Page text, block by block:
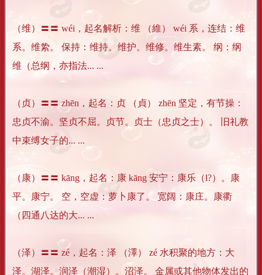
（维）〓〓 wéi，起名解析：维 （維） wéi 系，连结：维
系。维絷。 保持：维持。维护。维修。维生素。 纲：纲
维（总纲，亦指法... ...
（贞）〓〓 zhēn，起名：贞 （貞） zhēn 坚定，有节操：
忠贞不渝。坚贞不屈。贞节。贞士（忠贞之士）。 旧礼教
中束缚女子的... ...
（康）〓〓 kāng，起名：康 kāng 安宁：康乐（l?）。康
平。康宁。 空，空虚：萝卜康了。 宽阔：康庄。康衢
（四通八达的大... ...
（泽）〓〓 zé，起名：泽 （澤） zé 水积聚的地方：大
泽。湖泽。润泽（潮湿）。沼泽。 金属或其他物体发出的